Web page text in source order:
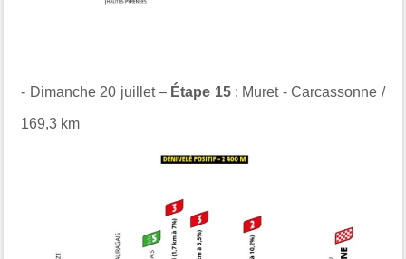
- Dimanche 20 juillet – Étape 15: Muret - Carcassonne /
169,3 km